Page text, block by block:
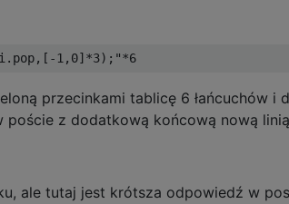
przecinkami tablicę 6 łańcuchów i
z dodatkową końcową nową
ale tutaj jest krótsza odpowiedź w